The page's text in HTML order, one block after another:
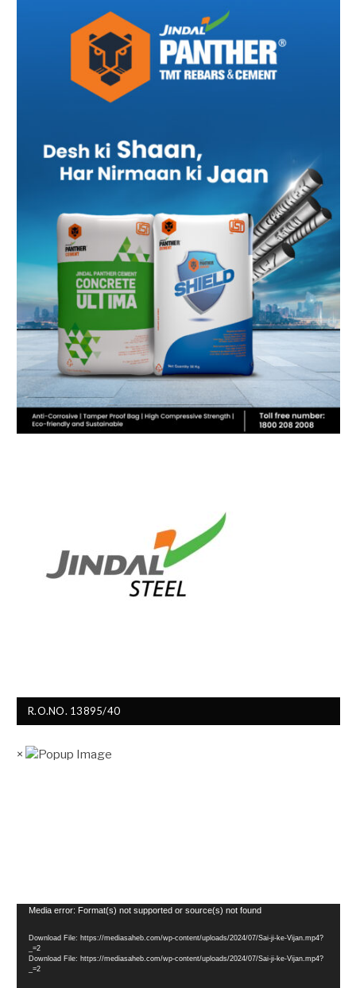
R.O.NO. 13895/40
×
Video
Media error: Format(s) not supported or source(s) not found
Download File: https://mediasaheb.com/wp-content/uploads/2024/07/Sai-ji-ke-Vijan.mp4?
_=2
Download File: https://mediasaheb.com/wp-content/uploads/2024/07/Sai-ji-ke-Vijan.mp4?
_=2